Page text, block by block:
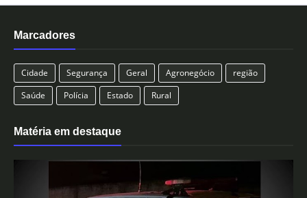
Marcadores
Cidade Segurança Geral Agronegócio
região
Saúde
Polícia Estado Rural
Matéria em destaque